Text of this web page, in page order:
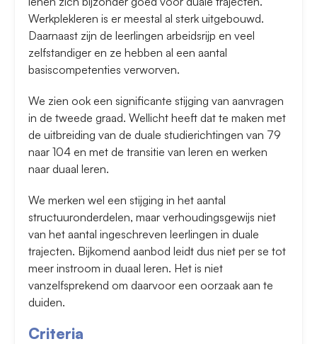
Werkplekleren is er meestal al sterk uitgebouwd.
Daarnaast zijn de leerlingen arbeidsrijp en veel
zelfstandiger en ze hebben al een aantal
basiscompetenties verworven.
We zien ook een significante stijging van aanvragen
in de tweede graad. Wellicht heeft dat te maken met
de uitbreiding van de duale studierichtingen van 79
naar 104 en met de transitie van leren en werken
naar duaal leren.
We merken wel een stijging in het aantal
structuuronderdelen, maar verhoudingsgewijs niet
van het aantal ingeschreven leerlingen in duale
trajecten. Bijkomend aanbod leidt dus niet per se tot
meer instroom in duaal leren. Het is niet
vanzelfsprekend om daarvoor een oorzaak aan te
duiden.
Criteria